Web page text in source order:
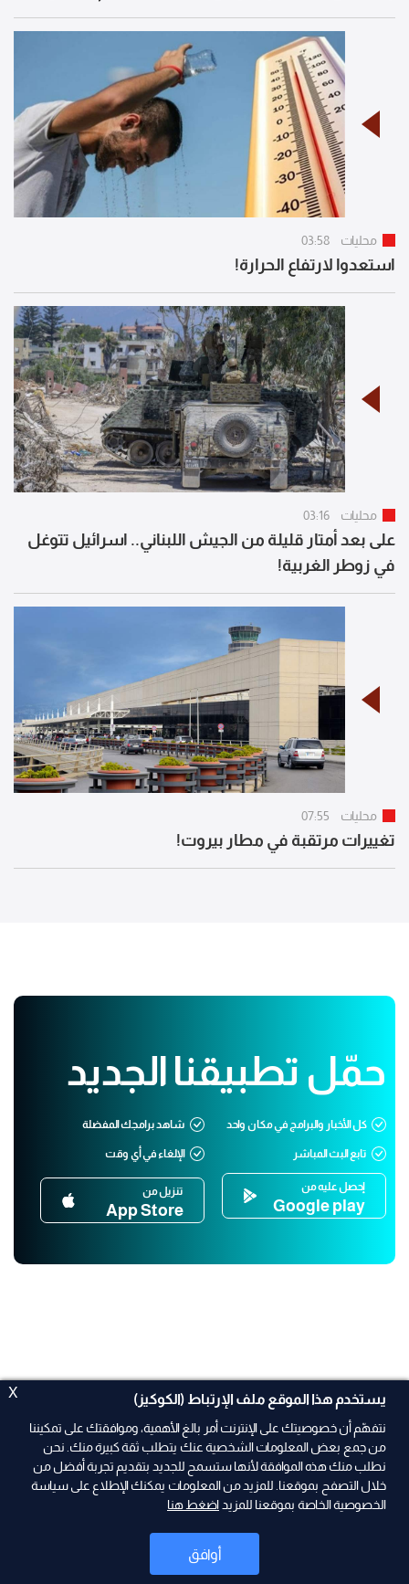
محليات 03:58
استعدوا لارتفاع الحرارة!
محليات 03:16
على بعد أمتار قليلة من الجيش اللبناني.. اسرائيل تتوغل
في زوطر الغربية!
محليات 07:55
تغييرات مرتقبة في مطار بيروت!
حمّل تطبيقنا الجديد
كل الأخبار والبرامج في مكان واحد شاهد برامجك المفضلة
تابع البث المباشر الإلغاء في أي وقت
إحصل عليه من
Google play
تنزيل من
App Store
X يستخدم هذا الموقع ملف الإرتباط (الكوكيز)
نتفهّم أن خصوصيتك على الإنترنت أمر بالغ الأهمية، وموافقتك على تمكيننا
من جمع بعض المعلومات الشخصية عنك يتطلب ثقة كبيرة منك. نحن
نطلب منك هذه الموافقة لأنها ستسمح للجديد بتقديم تجربة أفضل من
خلال التصفح بموقعنا. للمزيد من المعلومات يمكنك الإطلاع على سياسة
الخصوصية الخاصة بموقعنا للمزيد اضغط هنا
أوافق
ad